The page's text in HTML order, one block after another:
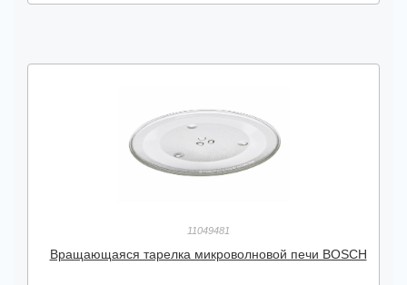
11049481
Вращающаяся тарелка микроволновой печи BOSCH